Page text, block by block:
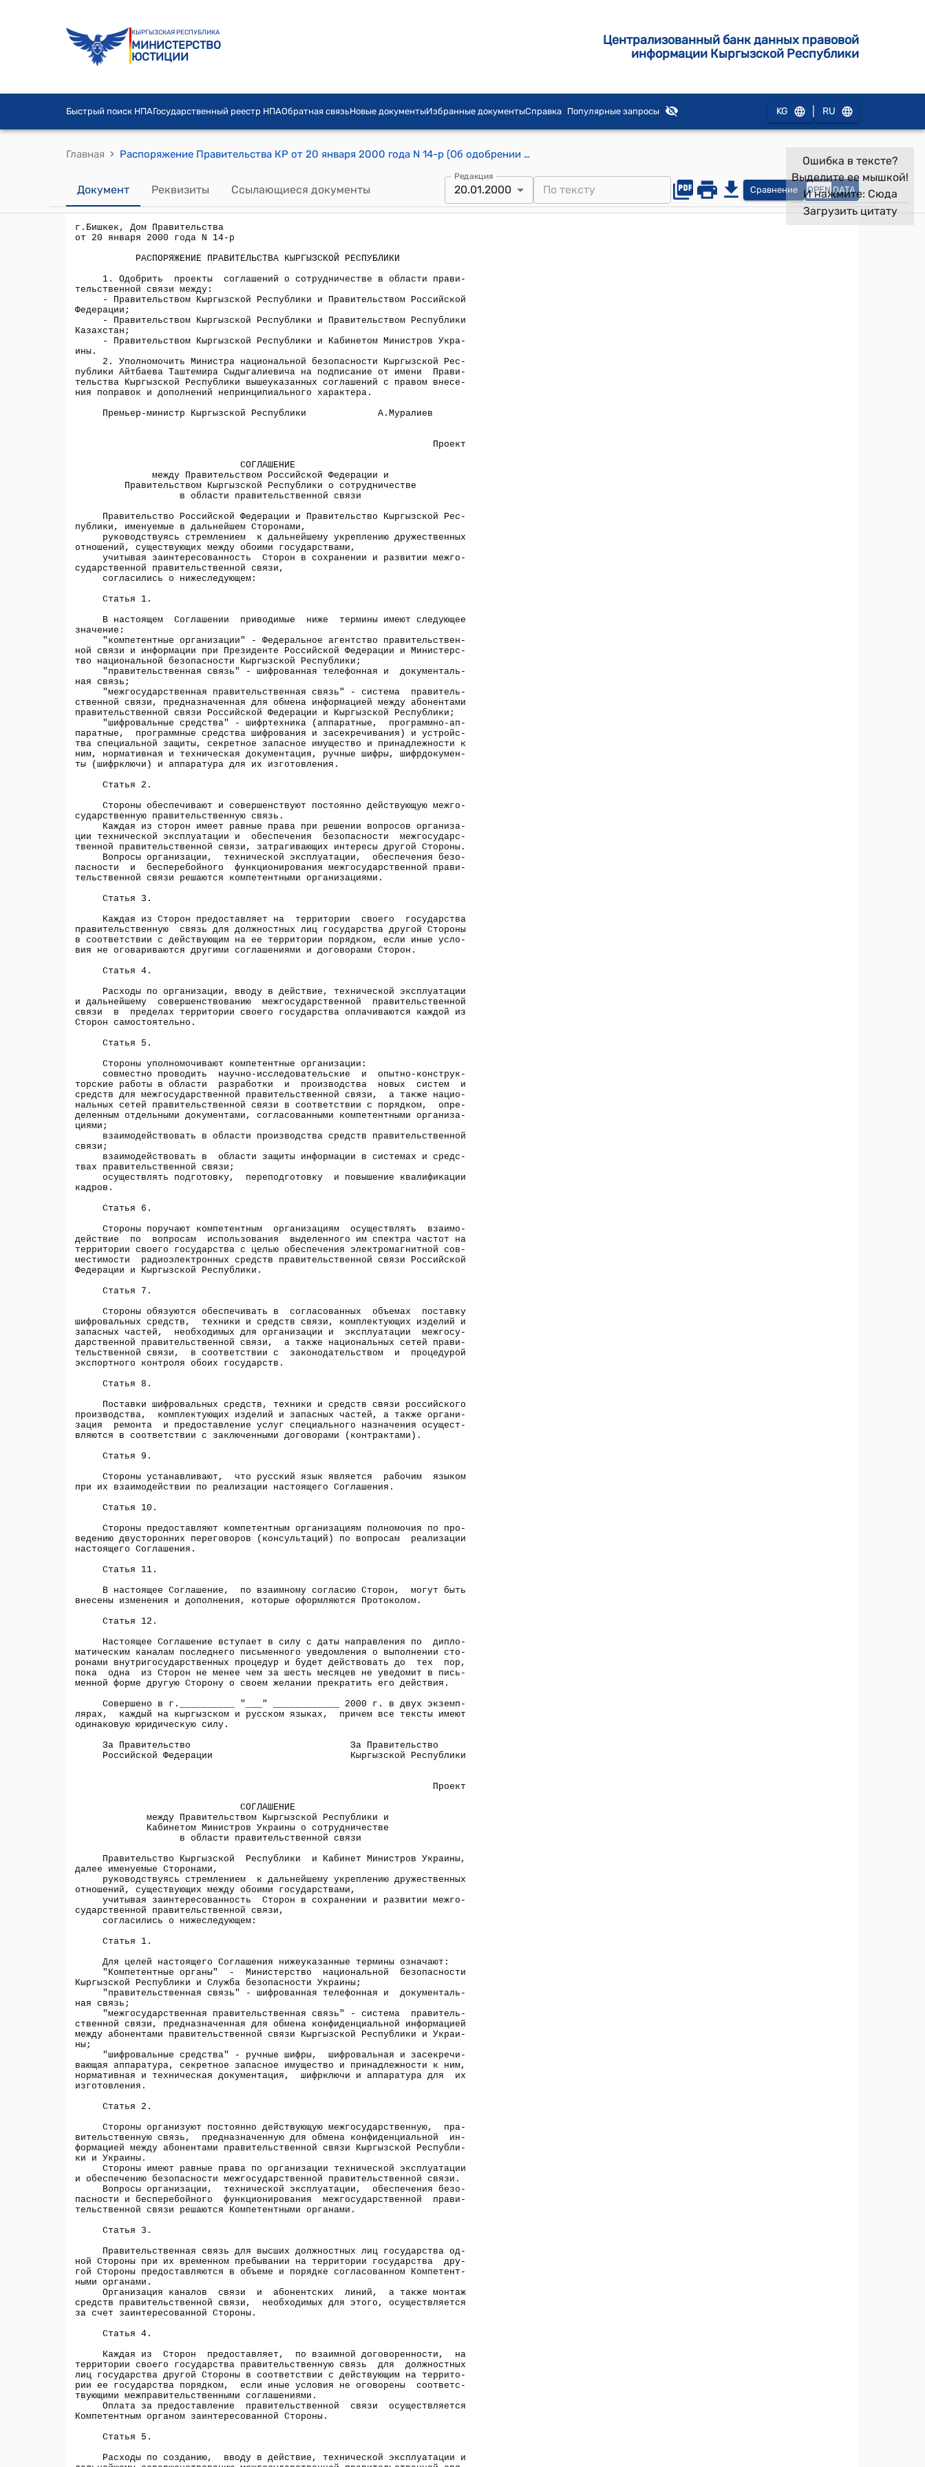
КЫРГЫЗСКАЯ РЕСПУБЛИКА
МИНИСТЕРСТВО
ЮСТИЦИИ
Централизованный банк данных правовой
информации Кыргызской Республики
Быстрый поиск НПАГосударственный реестр НПАОбратная связьНовые документыИзбранные документыСправка Популярные запросы KG RU
Главная › Распоряжение Правительства КР от 20 января 2000 года N 14-р (Об одобрении проектов соглашений о сотрудничестве в области правительственной связи между Правительством КР и Правительством РФ, Правительством КР и Правительством Республики Казахстан, Правительством КР и Кабинетом Министров Украины)
Документ Реквизиты Ссылающиеся документы
Редакция
20.01.2000 Сравнение OPEN DATA
Ошибка в тексте?
Выделите ее мышкой!
И нажмите: Сюда
Загрузить цитату